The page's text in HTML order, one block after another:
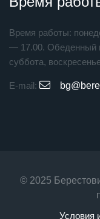
Время работы:
— 17.00. Обеденный
суббота,
E-mail:
© 2025
Условия